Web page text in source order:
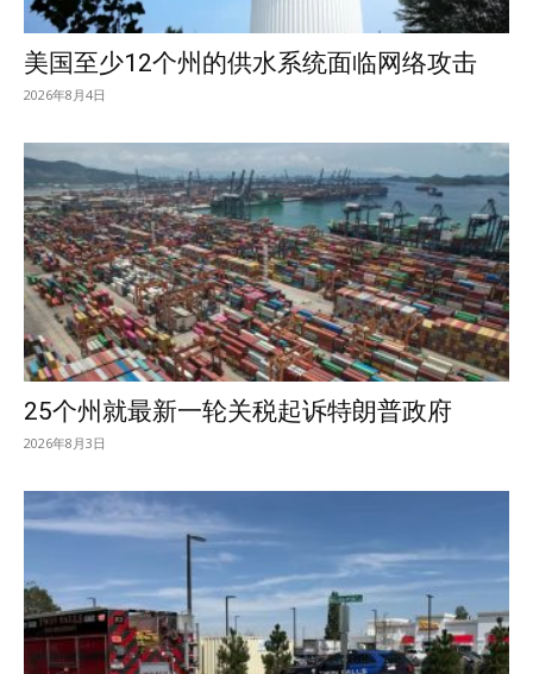
美国至少12个州的供水系统面临网络攻击
2026年8月4日
25个州就最新一轮关税起诉特朗普政府
2026年8月3日